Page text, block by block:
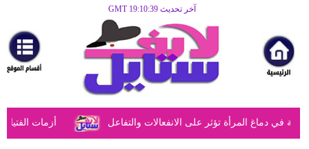
آخر تحديث GMT 19:10:39
مرأة
أزياء
أزياء
إسلامية
أزمات الفتيات دماغ المرأة تؤثر على الانفعالات والتفاعل